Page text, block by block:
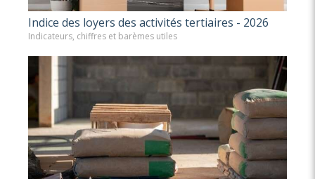
Indice des loyers des activités tertiaires - 2026
Indicateurs, chiffres et barèmes utiles